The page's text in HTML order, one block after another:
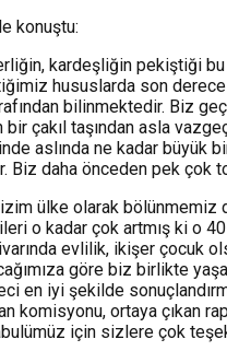
konuştu:
kardeşliğin pekiştiği
hususlarda son
bilinmektedir. Biz
çakıl taşından asla
aslında ne kadar büyük
Biz daha önceden pek çok
ülke olarak
o kadar çok artmış ki o
evlilik, ikişer çocuk
göre biz birlikte
iyi şekilde
ortaya çıkan
için sizlere çok